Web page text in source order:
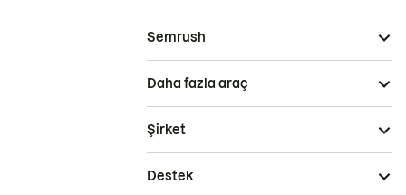
Semrush
Daha fazla araç
Şirket
Destek